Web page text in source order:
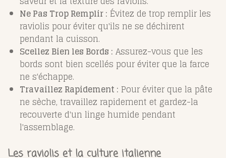
Ne Pas Trop Remplir : Évitez de trop remplir les
raviolis pour éviter qu'ils ne se déchirent
pendant la cuisson.
Scellez Bien les Bords : Assurez-vous que les
bords sont bien scellés pour éviter que la farce
ne s'échappe.
Travaillez Rapidement : Pour éviter que la pâte
ne sèche, travaillez rapidement et gardez-la
recouverte d'un linge humide pendant
l'assemblage.
Les raviolis et la culture italienne